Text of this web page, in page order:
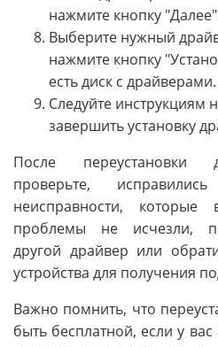
нажмите кнопку
Выберите нужный
нажмите кнопку
есть диск с драйверами.
Следуйте инструкциям
завершить установку
После переустановки
проверьте,
неисправности,
проблемы не исчезли,
другой драйвер или
устройства для получения
Важно помнить, что
быть бесплатной, если у вас